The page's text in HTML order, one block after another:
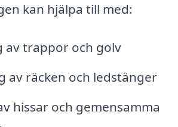
kan hjälpa till med:
av trappor och golv
av räcken och ledstänger
hissar och gemensamma